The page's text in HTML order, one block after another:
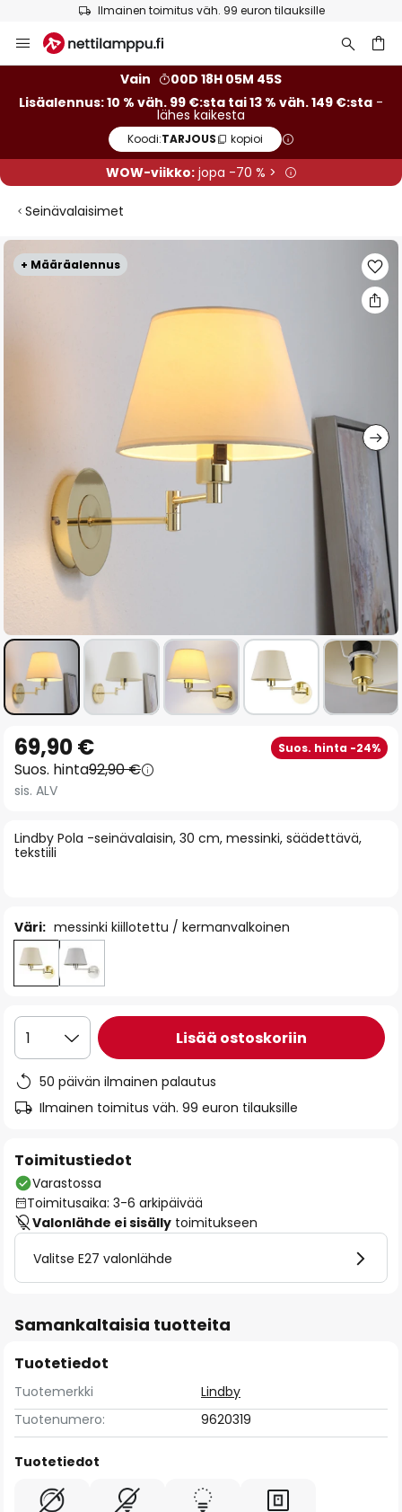
Ilmainen toimitus väh. 99 euron tilauksille
to
Vain
00D 18H 05M 45S
Lisäalennus: 10 % väh. 99 €:sta tai 13 % väh. 149 €:sta -
lähes kaikesta
Koodi:TARJOUS kopioi
WOW-viikko:jopa -70 % >
Seinävalaisimet
+ Määräalennus
Skip
to
to
the
beginning
the
images
Lindby Pola -seinävalaisin, 30 cm, messinki, säädettävä,
tekstiili
69,90 € Suos. hinta -24%
Suos. hinta92,90 €
sis. ALV
Väri: messinki kiillotettu / kermanvalkoinen
1 Lisää ostoskoriin
50 päivän ilmainen palautus
Ilmainen toimitus väh. 99 euron tilauksille
Toimitustiedot
Varastossa
Toimitusaika: 3-6 arkipäivää
Valonlähde ei sisälly toimitukseen
Valitse E27 valonlähde
Samankaltaisia tuotteita
Tuotetiedot
Tuotemerkki
Lindby
Tuotenumero:
9620319
Tuotetiedot